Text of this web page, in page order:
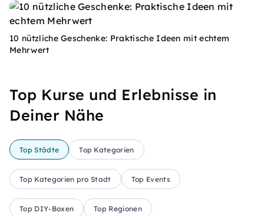
10 nützliche Geschenke: Praktische Ideen mit echtem
Mehrwert
Top Kurse und Erlebnisse in
Deiner Nähe
Top Städte Top Kategorien
Top Kategorien pro Stadt Top Events
Top DIY-Boxen Top Regionen